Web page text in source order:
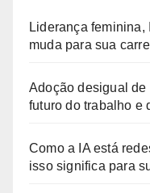
Liderança feminina,
muda para sua
Adoção desigual de
futuro do trabalho e
Como a IA está
isso significa para